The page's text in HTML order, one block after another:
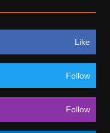
Like
Follow
Follow